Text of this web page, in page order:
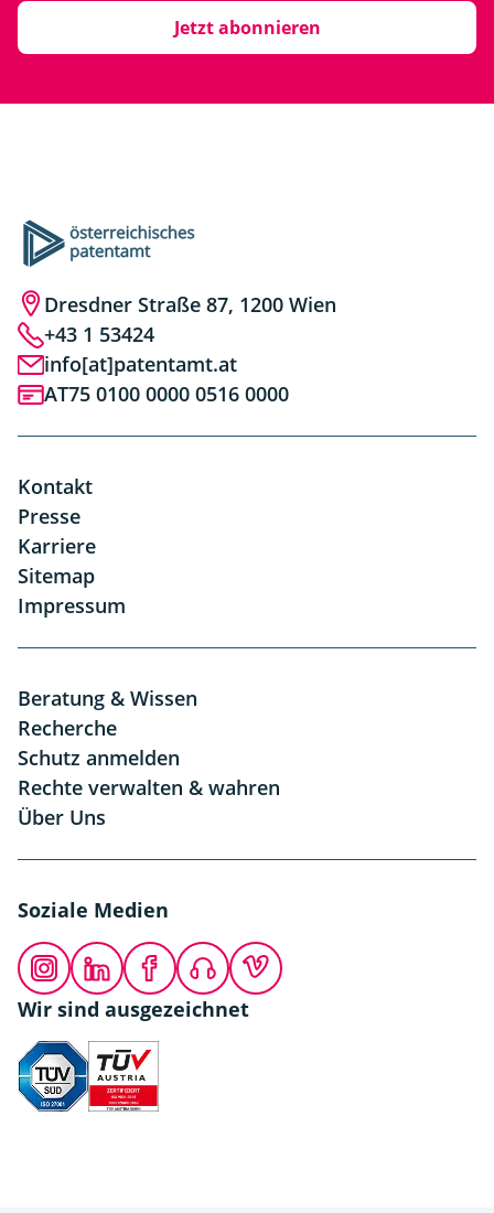
Jetzt abonnieren
Dresdner Straße 87, 1200 Wien
+43 1 53424
info[at]patentamt.at
AT75 0100 0000 0516 0000
Kontakt
Presse
Karriere
Sitemap
Impressum
Beratung & Wissen
Recherche
Schutz anmelden
Rechte verwalten & wahren
Über Uns
Soziale Medien
InstagramLinkedInFacebookPodcastVimeo
Wir sind ausgezeichnet